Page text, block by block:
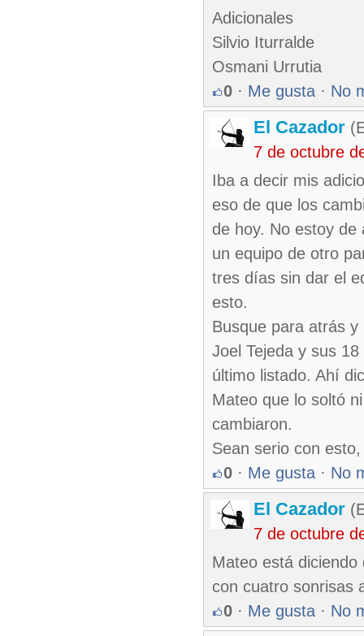
Adicionales
Silvio Iturralde
Osmani Urrutia
0 · Me gusta · No
El Cazador
7 de octubre
Iba a decir mis
eso de que los
de hoy. No estoy
un equipo de otro
tres días sin dar el
esto.
Busque para atrás
Joel Tejeda y sus
último listado. Ahí
Mateo que lo soltó
cambiaron.
Sean serio con
0 · Me gusta · No
El Cazador
7 de octubre
Mateo está
con cuatro sonrisas
0 · Me gusta · No